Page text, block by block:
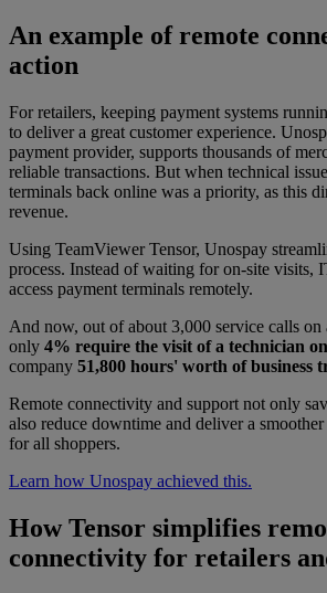
An example of remote
action
For retailers, keeping payment systems
to deliver a great customer experience.
payment provider, supports thousands of
reliable transactions. But when technical
terminals back online was a priority, as this
revenue.
Using TeamViewer Tensor, Unospay
process. Instead of waiting for on-site visits,
access payment terminals remotely.
And now, out of about 3,000 service calls on
only 4% require the visit of a technician
company 51,800 hours' worth of business
Remote connectivity and support not only
also reduce downtime and deliver a
for all shoppers.
Learn how Unospay achieved this.
How Tensor simplifies
connectivity for retailers